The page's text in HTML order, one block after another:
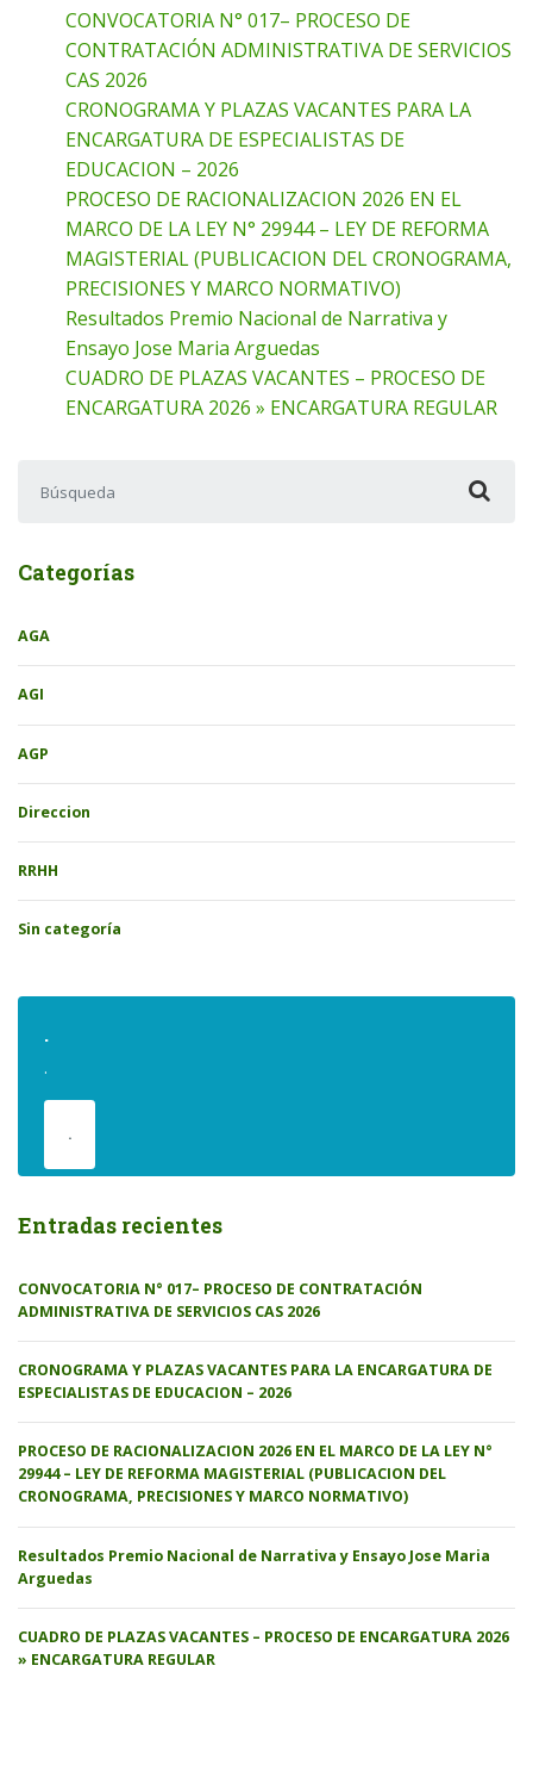
CONVOCATORIA N° 017– PROCESO DE
CONTRATACIÓN ADMINISTRATIVA DE SERVICIOS
CAS 2026
CRONOGRAMA Y PLAZAS VACANTES PARA LA
ENCARGATURA DE ESPECIALISTAS DE
EDUCACION – 2026
PROCESO DE RACIONALIZACION 2026 EN EL
MARCO DE LA LEY N° 29944 – LEY DE REFORMA
MAGISTERIAL (PUBLICACION DEL CRONOGRAMA,
PRECISIONES Y MARCO NORMATIVO)
Resultados Premio Nacional de Narrativa y
Ensayo Jose Maria Arguedas
CUADRO DE PLAZAS VACANTES – PROCESO DE
ENCARGATURA 2026 » ENCARGATURA REGULAR
Categorías
AGA
AGI
AGP
Direccion
RRHH
Sin categoría
.
.
.
Entradas recientes
CONVOCATORIA N° 017– PROCESO DE CONTRATACIÓN
ADMINISTRATIVA DE SERVICIOS CAS 2026
CRONOGRAMA Y PLAZAS VACANTES PARA LA ENCARGATURA DE
ESPECIALISTAS DE EDUCACION – 2026
PROCESO DE RACIONALIZACION 2026 EN EL MARCO DE LA LEY N°
29944 – LEY DE REFORMA MAGISTERIAL (PUBLICACION DEL
CRONOGRAMA, PRECISIONES Y MARCO NORMATIVO)
Resultados Premio Nacional de Narrativa y Ensayo Jose Maria
Arguedas
CUADRO DE PLAZAS VACANTES – PROCESO DE ENCARGATURA 2026
» ENCARGATURA REGULAR